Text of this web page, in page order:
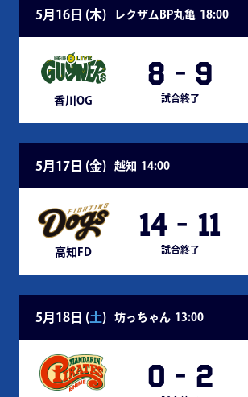
5月16日 (木) レクザムBP丸亀 18:00
香川OG
8 - 9
試合終了
5月17日 (金) 越知 14:00
高知FD
14 - 11
試合終了
5月18日 (土) 坊っちゃん 13:00
0 - 2